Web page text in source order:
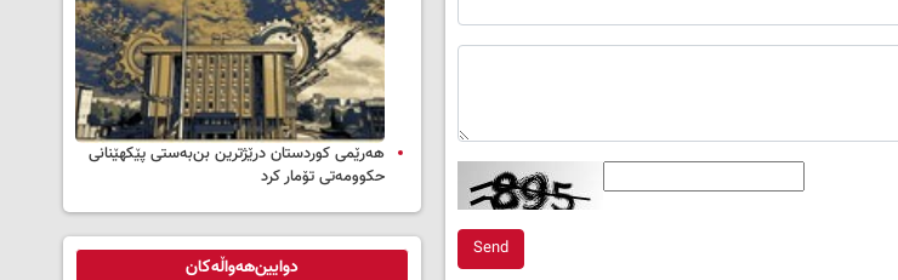
Send
هەرێمی کوردستان درێژترین بن‌بەستی پێکهێنانی
حکوومەتی تۆمار کرد
دوایین‌هەواڵەکان